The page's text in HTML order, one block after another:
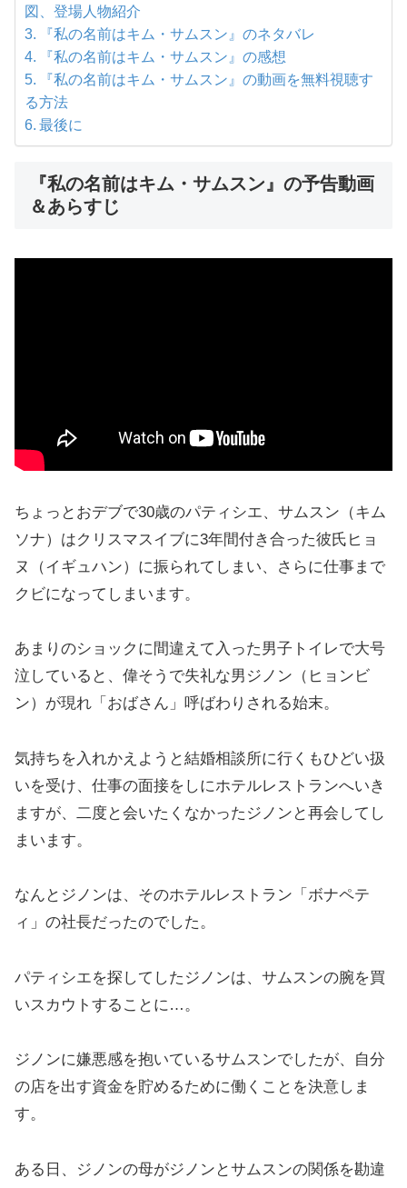
図、登場人物紹介
『私の名前はキム・サムスン』のネタバレ
『私の名前はキム・サムスン』の感想
『私の名前はキム・サムスン』の動画を無料視聴す
る方法
最後に
『私の名前はキム・サムスン』の予告動画
＆あらすじ
ちょっとおデブで30歳のパティシエ、サムスン（キム
ソナ）はクリスマスイブに3年間付き合った彼氏ヒョ
ヌ（イギュハン）に振られてしまい、さらに仕事まで
クビになってしまいます。
あまりのショックに間違えて入った男子トイレで大号
泣していると、偉そうで失礼な男ジノン（ヒョンビ
ン）が現れ「おばさん」呼ばわりされる始末。
気持ちを入れかえようと結婚相談所に行くもひどい扱
いを受け、仕事の面接をしにホテルレストランへいき
ますが、二度と会いたくなかったジノンと再会してし
まいます。
なんとジノンは、そのホテルレストラン「ボナペテ
ィ」の社長だったのでした。
パティシエを探してしたジノンは、サムスンの腕を買
いスカウトすることに…。
ジノンに嫌悪感を抱いているサムスンでしたが、自分
の店を出す資金を貯めるために働くことを決意しま
す。
ある日、ジノンの母がジノンとサムスンの関係を勘違